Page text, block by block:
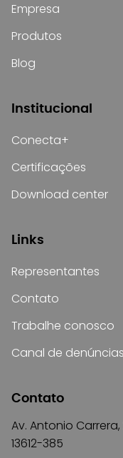
Empresa
Produtos
Blog
Institucional
Conecta+
Certificações
Download center
Links
Representantes
Contato
Trabalhe conosco
Canal de denúncias
Contato
Av. Antonio
13612-385